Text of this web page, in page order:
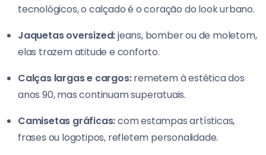
tecnológicos, o calçado é o coração do look urbano.
Jaquetas oversized:jeans, bomber ou de moletom,
elas trazem atitude e conforto.
Calças largas e cargos:remetem à estética dos
anos 90, mas continuam superatuais.
Camisetas gráficas:com estampas artísticas,
frases ou logotipos, refletem personalidade.